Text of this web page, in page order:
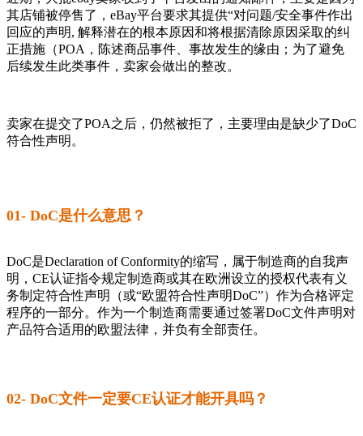
其店铺被停售了，eBay平台要求其提供“对问题/安全事件作出
回应的声明, 解释潜在的根本原因和将根据清除原因采取的纠
正措施（POA，陈述商品事件、事故发生的缘由；为了避免
后续发生此类事件，卖家会做出的整改。
卖家在提交了POA之后，仍然被拒了，主要理由是缺少了DoC
符合性声明。
01- DoC是什么意思？
DoC是Declaration of Conformity的缩写，属于制造商的自我声
明，CE认证指令规定制造商或其在欧洲设立的授权代表有义
务制定符合性声明（或“欧盟符合性声明DoC”）作为合格评定
程序的一部分。作为一个制造商需要通过签署DoC文件声明对
产品符合适用的欧盟法律，并负有全部责任。
02- DoC文件一定要CE认证才能开具吗？